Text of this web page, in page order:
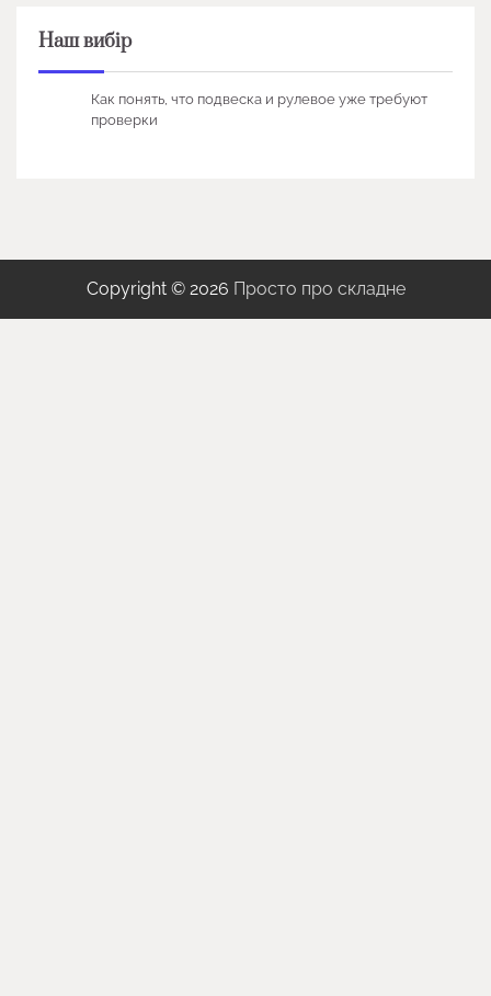
Наш вибір
Как понять, что подвеска и рулевое уже требуют
проверки
Copyright © 2026 Просто про складне